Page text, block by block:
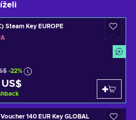
Steam Key EUROPE
-22%
140 EUR Key GLOBAL